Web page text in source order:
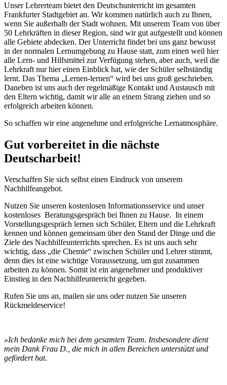
Unser Lehrerteam bietet den Deutschunterricht im gesamten
Frankfurter Stadtgebiet an. Wir kommen natürlich auch zu Ihnen,
wenn Sie außerhalb der Stadt wohnen. Mit unserem Team von über
50 Lehrkräften in dieser Region, sind wir gut aufgestellt und können
alle Gebiete abdecken. Der Unterricht findet bei uns ganz bewusst
in der normalen Lernumgebung zu Hause statt, zum einen weil hier
alle Lern- und Hilfsmittel zur Verfügung stehen, aber auch, weil die
Lehrkraft nur hier einen Einblick hat, wie der Schüler selbständig
lernt. Das Thema „Lernen-lernen“ wird bei uns groß geschrieben.
Daneben ist uns auch der regelmäßige Kontakt und Austausch mit
den Eltern wichtig, damit wir alle an einem Strang ziehen und so
erfolgreich arbeiten können.
So schaffen wir eine angenehme und erfolgreiche Lernatmosphäre.
Gut vorbereitet in die nächste
Deutscharbeit!
Verschaffen Sie sich selbst einen Eindruck von unserem
Nachhilfeangebot.
Nutzen Sie unseren kostenlosen Informationsservice und unser
kostenloses Beratungsgespräch bei Ihnen zu Hause. In einem
Vorstellungsgespräch lernen sich Schüler, Eltern und die Lehrkraft
kennen und können gemeinsam über den Stand der Dinge und die
Ziele des Nachhilfeunterrichts sprechen. Es ist uns auch sehr
wichtig, dass „die Chemie“ zwischen Schüler und Lehrer stimmt,
denn dies ist eine wichtige Voraussetzung, um gut zusammen
arbeiten zu können. Somit ist ein angenehmer und produktiver
Einstieg in den Nachhilfeunterricht gegeben.
Rufen Sie uns an, mailen sie uns oder nutzen Sie unseren
Rückmeldeservice!
»Ich bedanke mich bei dem gesamten Team. Insbesondere dient
mein Dank Frau D., die mich in allen Bereichen unterstützt und
gefördert hat.